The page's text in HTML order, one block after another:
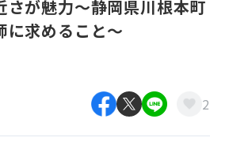
さが魅力～静岡県川根本町
に求めること～
2